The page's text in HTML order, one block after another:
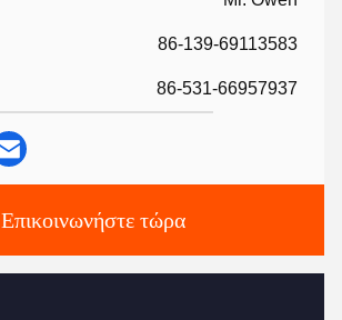
86-139-69113583
86-531-66957937
Επικοινωνήστε τώρα